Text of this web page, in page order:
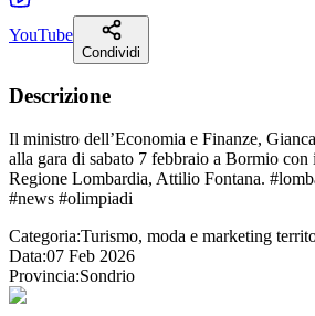
YouTube
Condividi
Descrizione
Il ministro dell’Economia e Finanze,
alla gara di sabato 7 febbraio a Bormio con
Regione Lombardia, Attilio Fontana.
#news #olimpiadi
Categoria:Turismo, moda e marketing
Data:07 Feb 2026
Provincia:Sondrio